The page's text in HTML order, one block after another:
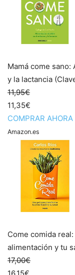
Mamá come
y la lactancia
11,95€
11,35€
COMPRAR AHORA
Amazon.es
Come comida
alimentación y tu
17,00€